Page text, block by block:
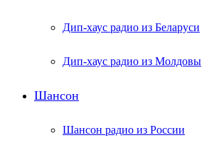
Дип-хаус радио из Беларуси
Дип-хаус радио из Молдовы
Шансон
Шансон радио из России